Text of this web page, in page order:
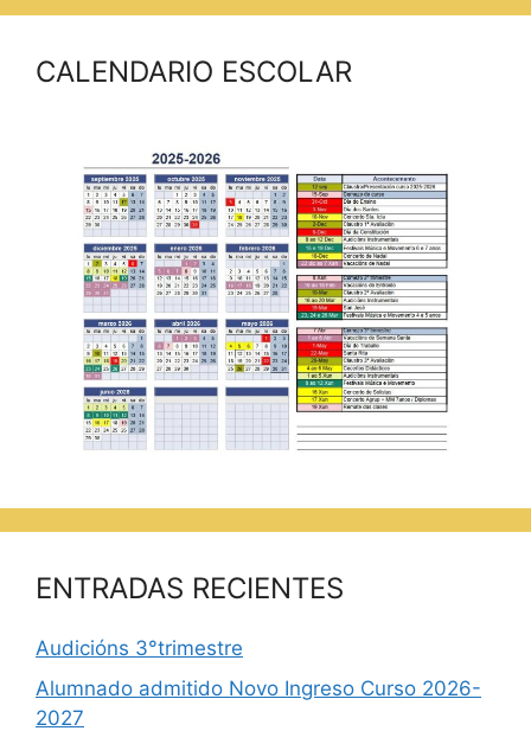
CALENDARIO ESCOLAR
ENTRADAS RECIENTES
Audicións 3°trimestre
Alumnado admitido Novo Ingreso Curso 2026-
2027